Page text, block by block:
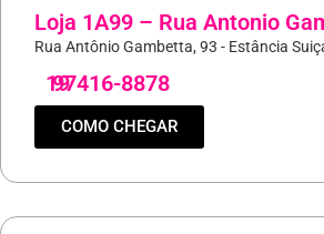
Loja 1A99 – Rua Antonio
Rua Antônio Gambetta, 93 - Estância
19
97416-8878
COMO CHEGAR